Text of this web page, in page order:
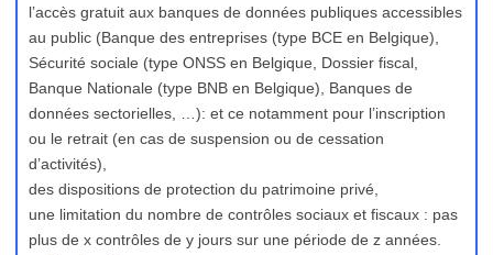
l’accès gratuit aux banques de données publiques accessibles
au public (Banque des entreprises (type BCE en Belgique),
Sécurité sociale (type ONSS en Belgique, Dossier fiscal,
Banque Nationale (type BNB en Belgique), Banques de
données sectorielles, …): et ce notamment pour l’inscription
ou le retrait (en cas de suspension ou de cessation
d’activités),
des dispositions de protection du patrimoine privé,
une limitation du nombre de contrôles sociaux et fiscaux : pas
plus de x contrôles de y jours sur une période de z années.